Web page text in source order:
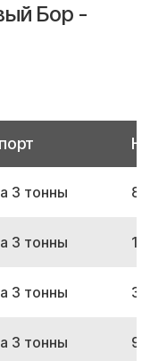
Бор -
3 тонны
3 тонны
3 тонны
3 тонны